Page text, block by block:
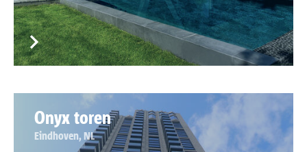
Onyx toren
Eindhoven, NL